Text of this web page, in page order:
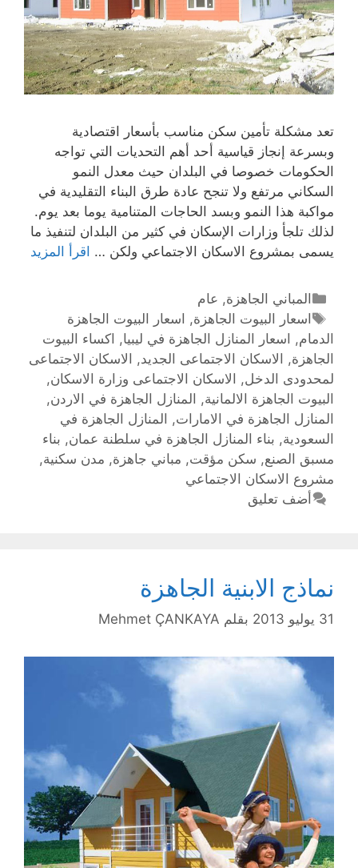
تعد مشكلة تأمين سكن مناسب بأسعار اقتصادية
وبسرعة إنجاز قياسية أحد أهم التحديات التي تواجه
الحكومات خصوصا في البلدان حيث معدل النمو
السكاني مرتفع ولا تنجح عادة طرق البناء التقليدية في
مواكبة هذا النمو وبسد الحاجات المتنامية يوما بعد يوم.
لذلك تلجأ وزارات الإسكان في كثير من البلدان لتنفيذ ما
يسمى بمشروع الاسكان الاجتماعي ولكن … اقرأ المزيد
المباني الجاهزة, عام
اسعار البيوت الجاهزة, اسعار البيوت الجاهزة
الدمام, اسعار المنازل الجاهزة في ليبيا, اكساء البيوت
الجاهزة, الاسكان الاجتماعى الجديد, الاسكان الاجتماعى
لمحدودى الدخل , الاسكان الاجتماعى وزارة الاسكان,
البيوت الجاهزة الالمانية, المنازل الجاهزة في الاردن,
المنازل الجاهزة في الامارات, المنازل الجاهزة في
السعودية, بناء المنازل الجاهزة في سلطنة عمان, بناء
مسبق الصنع, سكن مؤقت, مباني جاهزة, مدن سكنية,
مشروع الاسكان الاجتماعي
أضف تعليق
نماذج الابنية الجاهزة
31 يوليو 2013 بقلم Mehmet ÇANKAYA